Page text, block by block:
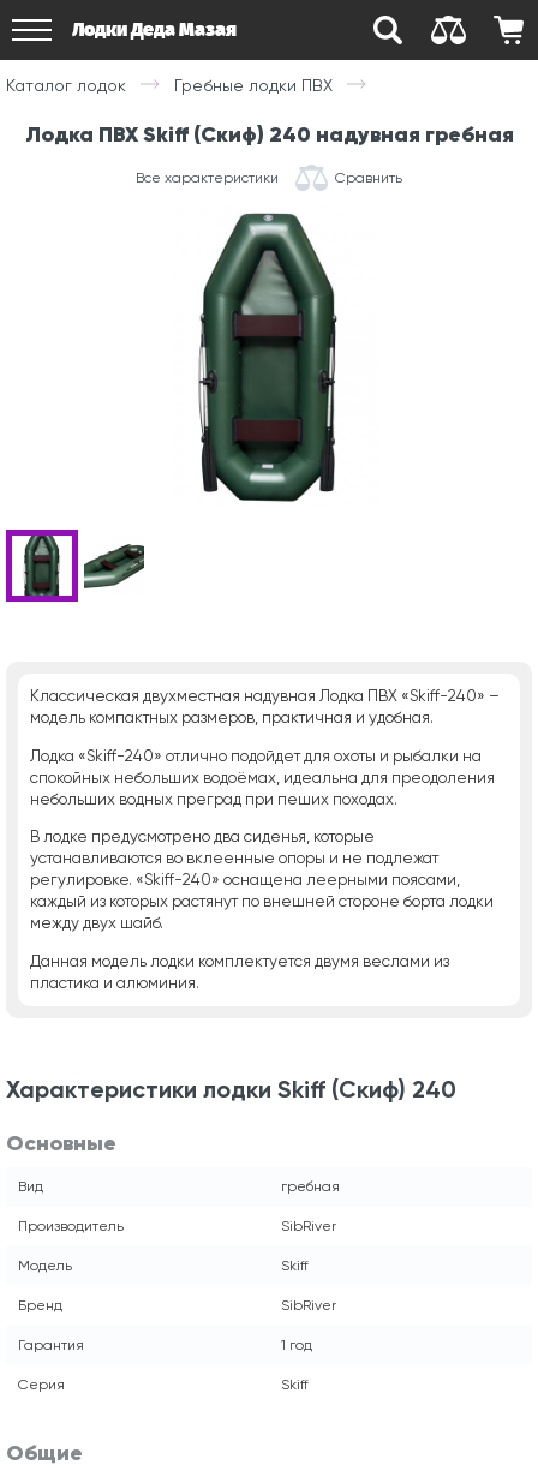
Лодки Деда Мазая
Каталог лодок Гребные лодки ПВХ
Лодка ПВХ Skiff (Скиф) 240 надувная гребная
Все характеристики Сравнить
Классическая двухместная надувная Лодка ПВХ «Skiff-240» –
модель компактных размеров, практичная и удобная.
Лодка «Skiff-240» отлично подойдет для охоты и рыбалки на
спокойных небольших водоёмах, идеальна для преодоления
небольших водных преград при пеших походах.
В лодке предусмотрено два сиденья, которые
устанавливаются во вклеенные опоры и не подлежат
регулировке. «Skiff-240» оснащена леерными поясами,
каждый из которых растянут по внешней стороне борта лодки
между двух шайб.
Данная модель лодки комплектуется двумя веслами из
пластика и алюминия.
Характеристики лодки Skiff (Скиф) 240
Основные
Вид гребная
Производитель SibRiver
Модель Skiff
Бренд SibRiver
Гарантия 1 год
Серия Skiff
Общие